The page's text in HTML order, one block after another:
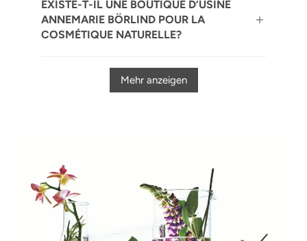
EXISTE-T-IL UNE BOUTIQUE D’USINE
ANNEMARIE BÖRLIND POUR LA
COSMÉTIQUE NATURELLE?
Mehr anzeigen